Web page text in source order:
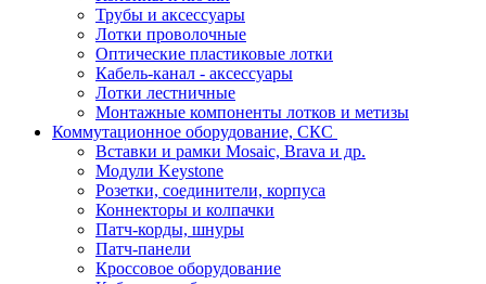
Трубы и аксессуары
Лотки проволочные
Оптические пластиковые лотки
Кабель-канал - аксессуары
Лотки лестничные
Монтажные компоненты лотков и метизы
Коммутационное оборудование, СКС
Вставки и рамки Mosaic, Brava и др.
Модули Keystone
Розетки, соединители, корпуса
Коннекторы и колпачки
Патч-корды, шнуры
Патч-панели
Кроссовое оборудование